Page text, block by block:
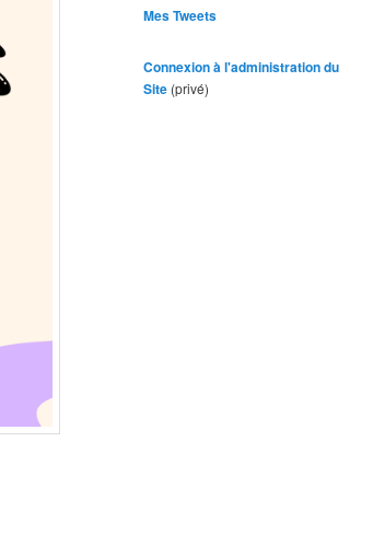
Mes Tweets
Connexion à l'administration du
Site (privé)